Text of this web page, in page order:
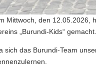
Mittwoch, den 12.05.2026,
„Burundi-Kids“ gemacht.
sich das Burundi-Team